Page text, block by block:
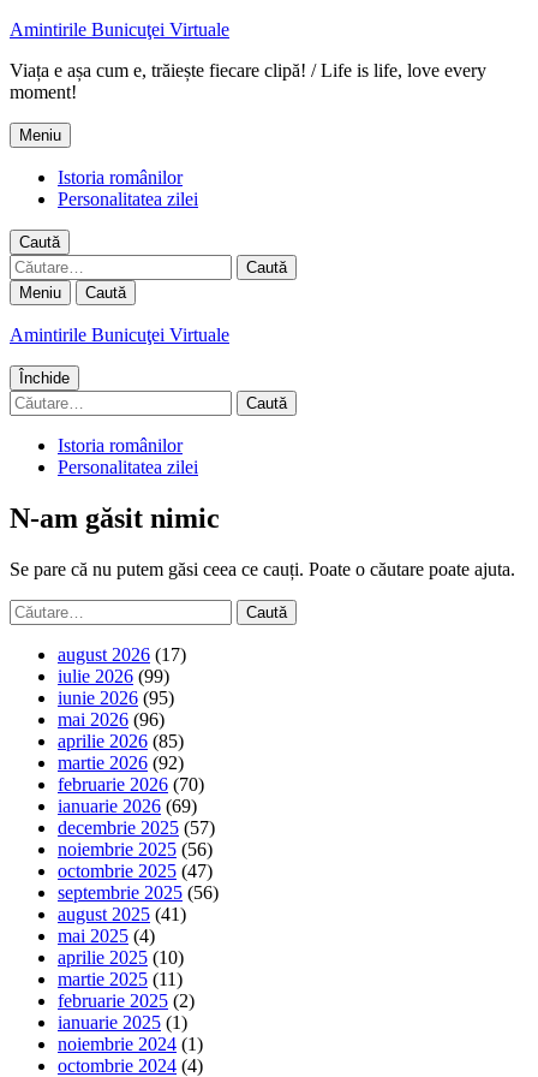
Amintirile Bunicuţei Virtuale
Viața e așa cum e, trăiește fiecare clipă! / Life is life, love every
moment!
Meniu
Istoria românilor
Personalitatea zilei
Caută
Caută
după:
Meniu Caută
Amintirile Bunicuţei Virtuale
Închide
Caută
după:
Istoria românilor
Personalitatea zilei
N-am găsit nimic
Se pare că nu putem găsi ceea ce cauți. Poate o căutare poate ajuta.
Caută
după:
august 2026 (17)
iulie 2026 (99)
iunie 2026 (95)
mai 2026 (96)
aprilie 2026 (85)
martie 2026 (92)
februarie 2026 (70)
ianuarie 2026 (69)
decembrie 2025 (57)
noiembrie 2025 (56)
octombrie 2025 (47)
septembrie 2025 (56)
august 2025 (41)
mai 2025 (4)
aprilie 2025 (10)
martie 2025 (11)
februarie 2025 (2)
ianuarie 2025 (1)
noiembrie 2024 (1)
octombrie 2024 (4)